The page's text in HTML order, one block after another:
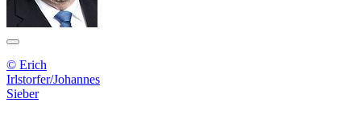
© Erich
Irlstorfer/Johannes
Sieber